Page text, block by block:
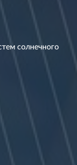
солнечного